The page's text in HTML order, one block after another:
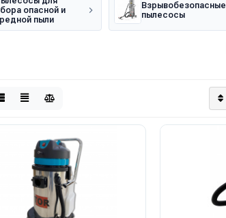
опасной и
пыли
Взрывобезопасные
пылесосы